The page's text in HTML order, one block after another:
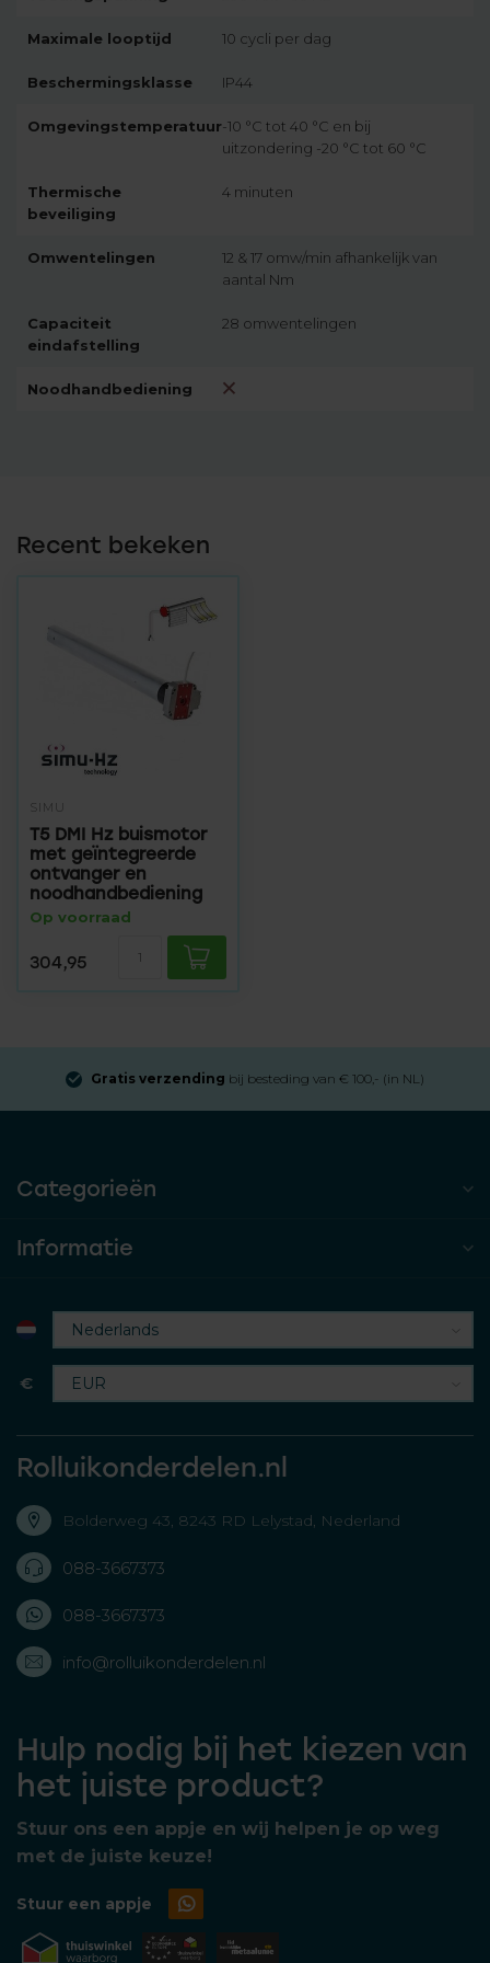
Maximale looptijd 10 cycli per dag
Beschermingsklasse IP44
Omgevingstemperatuur-10 °C tot 40 °C en bij
uitzondering -20 °C tot 60 °C
Thermische
beveiliging
4 minuten
Omwentelingen
12 & 17 omw/min afhankelijk van
aantal Nm
Capaciteit
eindafstelling
28 omwentelingen
Noodhandbediening
Recent bekeken
SIMU
T5 DMI Hz buismotor
met geïntegreerde
ontvanger en
noodhandbediening
Op voorraad
304,95
Gratis verzending bij besteding van € 100,- (in NL)
Categorieën
Informatie
€
Rolluikonderdelen.nl
Bolderweg 43, 8243 RD Lelystad, Nederland
088-3667373
088-3667373
info@rolluikonderdelen.nl
Hulp nodig bij het kiezen van
het juiste product?
Stuur ons een appje en wij helpen je op weg
met de juiste keuze!
Stuur een appje